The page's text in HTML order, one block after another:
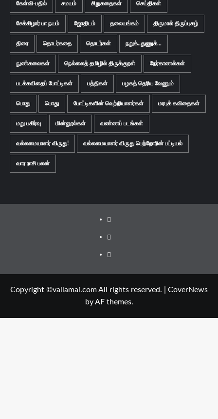
கேள்வி-பதில் சமயம் சிறுகதைகள் செய்திகள்
சேக்கிழார் பா நயம் ஜோதிடம் தலையங்கம் திருமால் திருப்புகழ்
திரை தொடர்கதை தொடர்கள் நறுக்..துணுக்...
நுண்கலைகள் நெல்லைத் தமிழில் திருக்குறள் நேர்காணல்கள்
படக்கவிதைப் போட்டிகள் பத்திகள் பழகத் தெரிய வேணும்
பொது பொது போட்டிகளின் வெற்றியாளர்கள் மரபுக் கவிதைகள்
மறு பகிர்வு மின்னூல்கள் வண்ணப் படங்கள்
வல்லமையாளர் விருது! வல்லமையாளர் விருது பெற்றோரின் பட்டியல்
வார ராசி பலன்
Facebook
Twitter
Youtube
Copyright ©vallamai.com All rights reserved.
CoverNews
by AF themes.